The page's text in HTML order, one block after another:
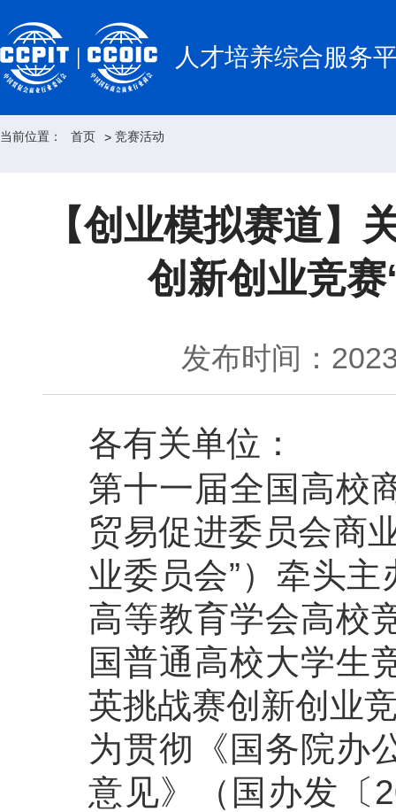
人才培养综合服务
当前位置： 首页 > 竞赛活动
【创业模拟赛道】
创新创业竞
发布时间：
各有关单位：
第十一届全国高校
贸易促进委员会商
业委员会”）牵头
高等教育学会高校
国普通高校大学生
英挑战赛创新创业
为贯彻《国务院办
意见》（国办发〔